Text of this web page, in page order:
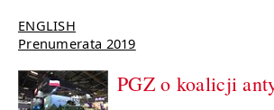
ENGLISH
Prenumerata 2019
PGZ o koalicji